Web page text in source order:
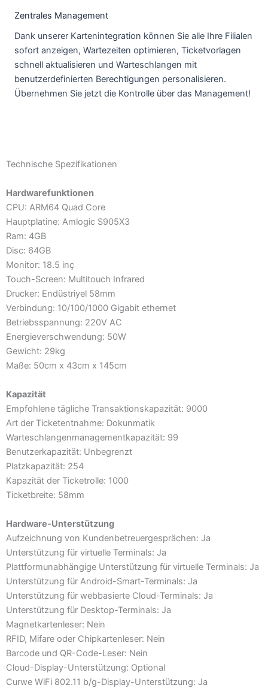
Zentrales Management
Dank unserer Kartenintegration können Sie alle Ihre Filialen
sofort anzeigen, Wartezeiten optimieren, Ticketvorlagen
schnell aktualisieren und Warteschlangen mit
benutzerdefinierten Berechtigungen personalisieren.
Übernehmen Sie jetzt die Kontrolle über das Management!
Technische Spezifikationen
Hardwarefunktionen
CPU: ARM64 Quad Core
Hauptplatine: Amlogic S905X3
Ram: 4GB
Disc: 64GB
Monitor: 18.5 inç
Touch-Screen: Multitouch Infrared
Drucker: Endüstriyel 58mm
Verbindung: 10/100/1000 Gigabit ethernet
Betriebsspannung: 220V AC
Energieverschwendung: 50W
Gewicht: 29kg
Maße: 50cm x 43cm x 145cm
Kapazität
Empfohlene tägliche Transaktionskapazität: 9000
Art der Ticketentnahme: Dokunmatik
Warteschlangenmanagementkapazität: 99
Benutzerkapazität: Unbegrenzt
Platzkapazität: 254
Kapazität der Ticketrolle: 1000
Ticketbreite: 58mm
Hardware-Unterstützung
Aufzeichnung von Kundenbetreuergesprächen: Ja
Unterstützung für virtuelle Terminals: Ja
Plattformunabhängige Unterstützung für virtuelle Terminals: Ja
Unterstützung für Android-Smart-Terminals: Ja
Unterstützung für webbasierte Cloud-Terminals: Ja
Unterstützung für Desktop-Terminals: Ja
Magnetkartenleser: Nein
RFID, Mifare oder Chipkartenleser: Nein
Barcode und QR-Code-Leser: Nein
Cloud-Display-Unterstützung: Optional
Curwe WiFi 802.11 b/g-Display-Unterstützung: Ja